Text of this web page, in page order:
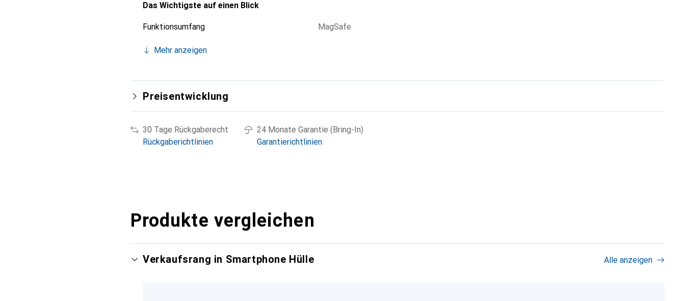
Das Wichtigste auf einen Blick
Funktionsumfang MagSafe
Mehr anzeigen
Preisentwicklung
30 Tage Rückgaberecht
Rückgaberichtlinien
24 Monate Garantie (Bring-In)
Garantierichtlinien
Produkte vergleichen
Verkaufsrang in Smartphone Hülle Alle anzeigen